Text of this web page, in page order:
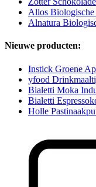
Allos
Alnatura
Nieuwe producten:
Instick Groene
yfood
Bialetti Moka
Bialetti
Holle